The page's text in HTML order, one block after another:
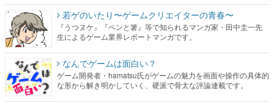
若ゲのいたり〜ゲームクリエイターの青春〜
『うつヌケ』『ペンと箸』等で知られるマンガ家・田中圭一先
生によるゲーム業界レポートマンガです。
なんでゲームは面白い？
ゲーム開発者・hamatsu氏がゲームの魅力を画面や操作の具体的
な形から解き明かしていく、硬派で骨太な評論連載です。